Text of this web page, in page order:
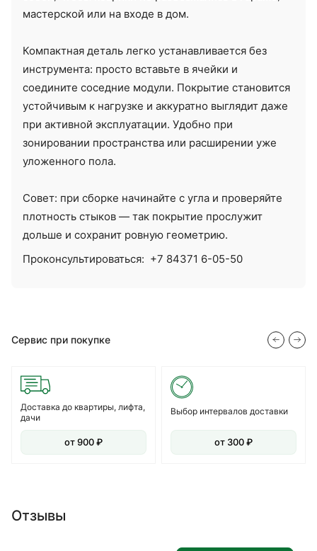
мастерской или на входе в дом.
Компактная деталь легко устанавливается без
инструмента: просто вставьте в ячейки и
соедините соседние модули. Покрытие становится
устойчивым к нагрузке и аккуратно выглядит даже
при активной эксплуатации. Удобно при
зонировании пространства или расширении уже
уложенного пола.
Совет: при сборке начинайте с угла и проверяйте
плотность стыков — так покрытие прослужит
дольше и сохранит ровную геометрию.
Проконсультироваться: +7 84371 6-05-50
Сервис при покупке
Доставка до квартиры, лифта,
дачи
от 900 ₽
Выбор интервалов доставки
от 300 ₽
Отзывы